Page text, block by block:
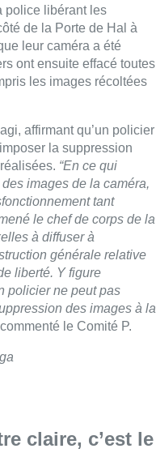
police libérant les
de la Porte de Hal à
leur caméra a été
ont ensuite effacé toutes
les images récoltées
affirmant qu’un policier
la suppression
“En ce qui
images de la caméra,
tant
le chef de corps de la
à diffuser à
générale relative
liberté. Y figure
policier ne peut pas
des images à la
le Comité P.
claire, c’est le